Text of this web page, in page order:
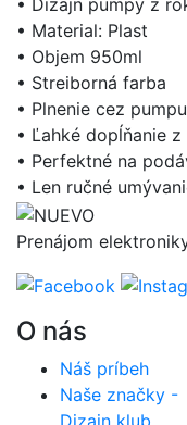
• Dizajn pumpy z
• Material: Plast
• Objem 950ml
• Streiborná farba
• Plnenie cez pumpu
• Ľahké dopĺňanie z
• Perfektné na
• Len ručné
Prenájom
O nás
Náš príbeh
Naše značky -